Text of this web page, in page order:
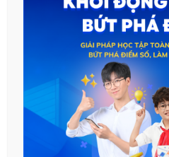
Hi vọng bài viết này sẽ giúp ích